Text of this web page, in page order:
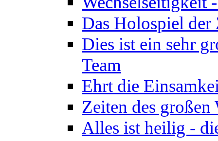
Das Holospiel der
Dies ist ein sehr
Team
Ehrt die
Zeiten des großen
Alles ist heilig -